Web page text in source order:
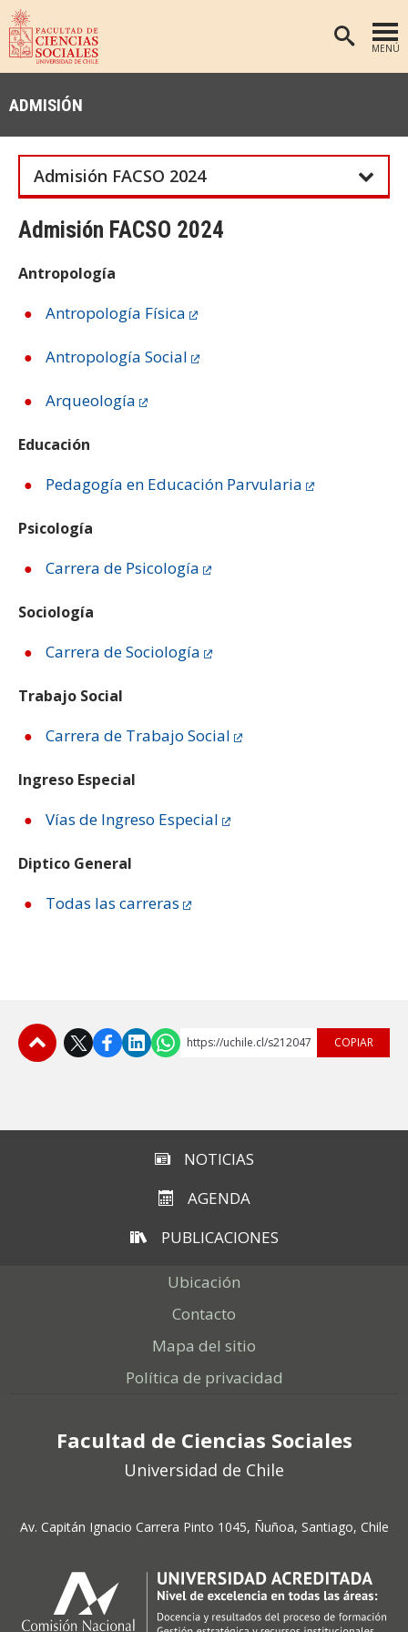
MENÚ
DEPARTAMENTOS
ANTROPOLOGÍA
EDUCACIÓN
TRABAJO SOCIAL
PREGRADO
POSTGRADO
EXTENSIÓN
BIBLIOTECA
FUNCIONARIOS
ADMISIÓN
Admisión FACSO 2024
Admisión FACSO 2024
Antropología
Antropología Física
Antropología Social
Arqueología
Educación
Pedagogía en Educación Parvularia
Psicología
Carrera de Psicología
Sociología
Carrera de Sociología
Trabajo Social
Carrera de Trabajo Social
Ingreso Especial
Vías de Ingreso Especial
Diptico General
Todas las carreras
https://uchile.cl/s212047 COPIAR
NOTICIAS
AGENDA
PUBLICACIONES
Ubicación
Contacto
Mapa del sitio
Política de privacidad
Facultad de Ciencias Sociales
Universidad de Chile
Av. Capitán Ignacio Carrera Pinto 1045, Ñuñoa, Santiago, Chile